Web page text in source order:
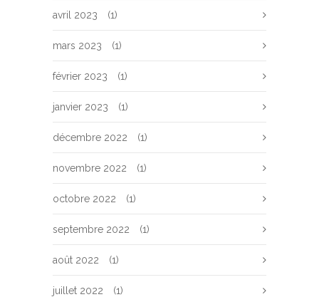
avril 2023 (1)
mars 2023 (1)
février 2023 (1)
janvier 2023 (1)
décembre 2022 (1)
novembre 2022 (1)
octobre 2022 (1)
septembre 2022 (1)
août 2022 (1)
juillet 2022 (1)